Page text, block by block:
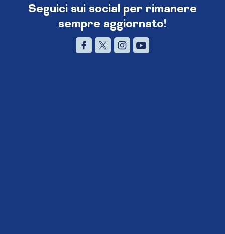
Seguici sui social per rimanere
sempre aggiornato!